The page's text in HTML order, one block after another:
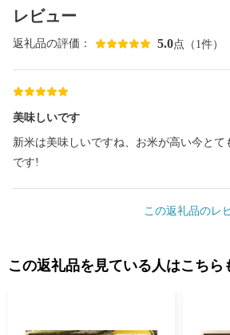
レビュー
返礼品の評価： 5.0点（1件）
美味しいです
新米は美味しいですね、お米が高い今とて
です!
この返礼品のレ
この返礼品を見ている人はこちら